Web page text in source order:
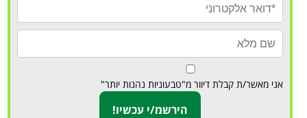
אני מאשר/ת קבלת דיוור מ"טבעוניות נהנות יותר"